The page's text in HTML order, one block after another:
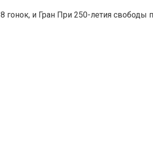
гонок, и Гран При 250-летия